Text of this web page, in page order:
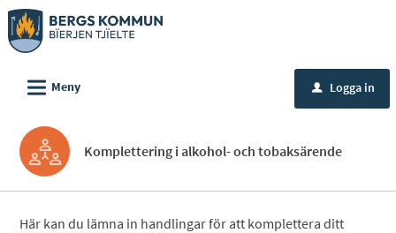
Välkommen
till
tjänster
Bergs
kommun
L Meny u Logga in
Komplettering i alkohol- och tobaksärende
Här kan du lämna in handlingar för att komplettera ditt